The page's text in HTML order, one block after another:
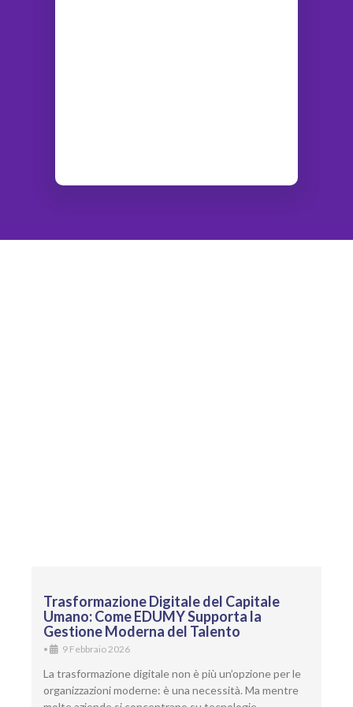
Trasformazione Digitale del Capitale
Umano: Come EDUMY Supporta la
Gestione Moderna del Talento
• 9 Febbraio 2026
La trasformazione digitale non è più un’opzione per le
organizzazioni moderne: è una necessità. Ma mentre